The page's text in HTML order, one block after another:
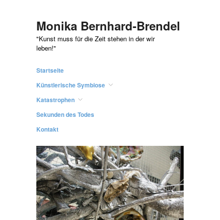
Monika Bernhard-Brendel
"Kunst muss für die Zeit stehen in der wir
leben!"
Startseite
Künstlerische Symbiose
Katastrophen
Sekunden des Todes
Kontakt